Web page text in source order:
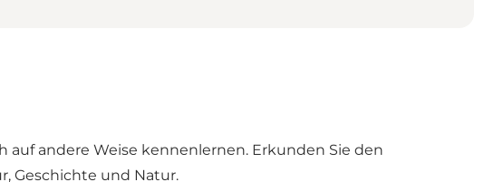
auf andere Weise kennenlernen. Erkunden Sie den
Geschichte und Natur.